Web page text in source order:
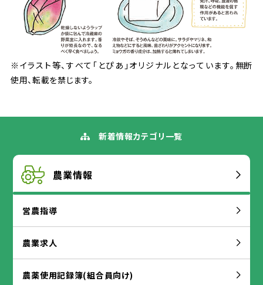
※イラスト等、すべて「とぴあ」オリジナルとなっています。 無断
使用、転載を禁じます。
新着情報カテゴリ 一覧
農業情報
営農指導
農業求人
農薬使用記録簿(組合 員向け)